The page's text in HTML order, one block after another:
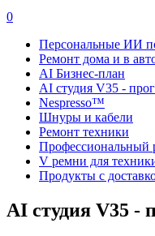
0
Персональные ИИ
Ремонт дома и в
AI Бизнес-план
AI студия V35 -
Nespresso™
Шнуры и кабели
Ремонт техники
Профессиональный
V ремни для
Продукты с
AI студия V35